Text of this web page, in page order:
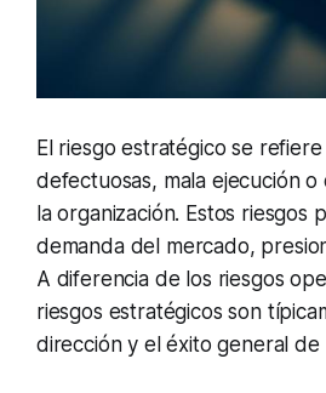
El riesgo estratégico se
defectuosas, mala ejecución
la organización. Estos
demanda del mercado,
A diferencia de los riesgos
riesgos estratégicos son
dirección y el éxito general de